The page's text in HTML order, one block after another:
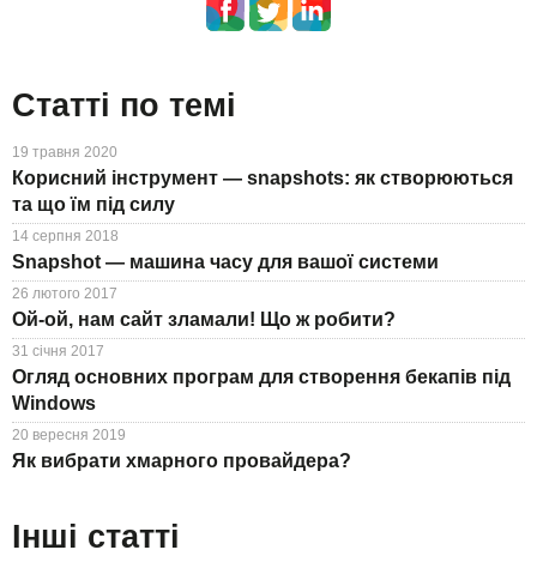
Статті по темі
19 травня 2020
Корисний інструмент — snapshots: як створюються
та що їм під силу
14 серпня 2018
Snapshot — машина часу для вашої системи
26 лютого 2017
Ой-ой, нам сайт зламали! Що ж робити?
31 січня 2017
Огляд основних програм для створення бекапів під
Windows
20 вересня 2019
Як вибрати хмарного провайдера?
Інші статті